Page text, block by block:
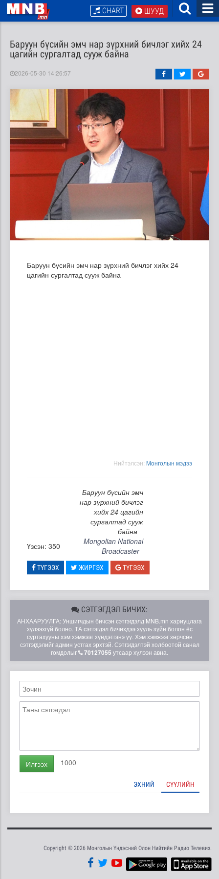
ШУУД
CHART
Баруун бүсийн эмч нар зүрхний бичлэг хийх 24
цагийн сургалтад сууж байна
2026-05-30 14:26:57
Баруун бүсийн эмч нар зүрхний бичлэг хийх 24
цагийн сургалтад сууж байна
Нийтэлсэн: Moнголын мэдээ
Баруун бүсийн эмч
нар зүрхний бичлэг
хийх 24 цагийн
сургалтад сууж
байна
Үзсэн: 350
Mongolian National
Broadcaster
ТҮГЭЭХ ЖИРГЭХ ТҮГЭЭХ
СЭТГЭГДЭЛ БИЧИХ:
АНХААРУУЛГА: Уншигчдын бичсэн сэтгэгдэлд MNB.mn хариуцлага
хүлээхгүй болно. ТА сэтгэгдэл бичихдээ хууль зүйн болон ёс
суртахууны хэм хэмжээг хүндэтгэнэ үү. Хэм хэмжээг зөрчсөн
сэтгэгдэлийг админ устгах эрхтэй. Сэтгэгдэлтэй холбоотой санал
гомдолыг
70127055 утсаар хүлээн авна.
Илгээх 1000
ЭХНИЙ СҮҮЛИЙН
Copyright © 2026 Монголын Үндэсний Олон Нийтийн Радио Телевиз.